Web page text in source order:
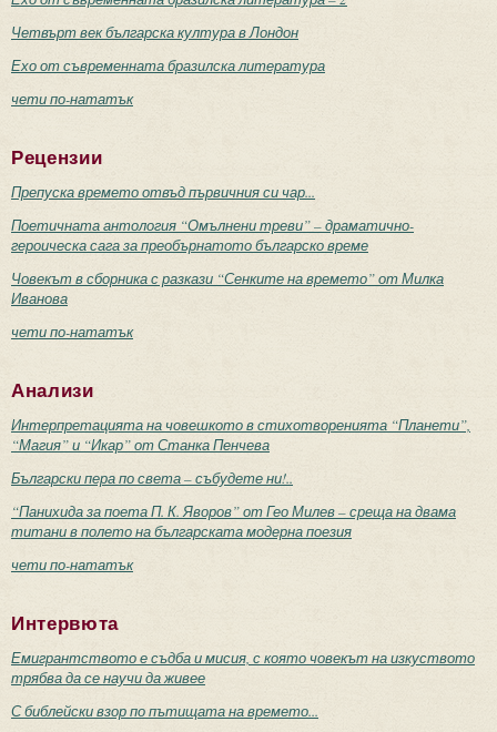
Четвърт век българска култура в Лондон
Ехо от съвременната бразилска литература
чети по-нататък
Рецензии
Препуска времето отвъд първичния си чар...
Поетичната антология “Омълнени треви” – драматично-
героическа сага за преобърнатото българско време
Човекът в сборника с разкази “Сенките на времето” от Милка
Иванова
чети по-нататък
Анализи
Интерпретацията на човешкото в стихотворенията “Планети”,
“Магия” и “Икар” от Станка Пенчева
Български пера по света – събудете ни!..
“Панихида за поета П. К. Яворов” от Гео Милев – среща на двама
титани в полето на българската модерна поезия
чети по-нататък
Интервюта
Емигрантството е съдба и мисия, с която човекът на изкуството
трябва да се научи да живее
С библейски взор по пътищата на времето...